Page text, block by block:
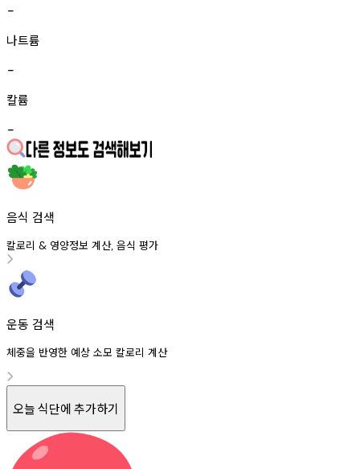
-
나트륨
-
칼륨
-
음식 검색
칼로리 & 영양정보 계산, 음식 평가
운동 검색
체중을 반영한 예상 소모 칼로리 계산
오늘 식단에 추가하기